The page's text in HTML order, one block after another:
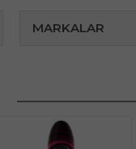
MARKALAR